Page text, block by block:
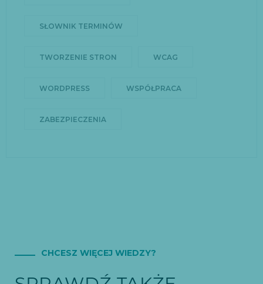
SŁOWNIK TERMINÓW
TWORZENIE STRON WCAG
WORDPRESS WSPÓŁPRACA
ZABEZPIECZENIA
CHCESZ WIĘCEJ WIEDZY?